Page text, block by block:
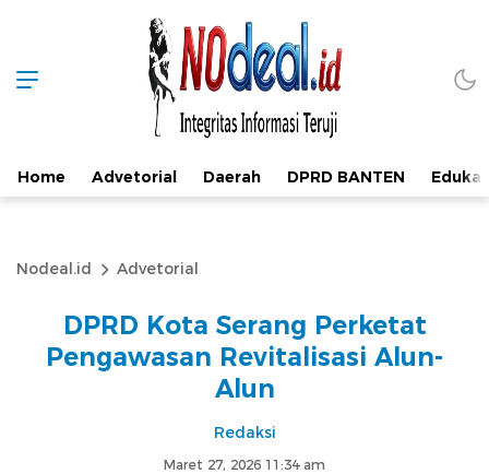
Home Advetorial Daerah DPRD BANTEN
Nodeal.id Advetorial
DPRD Kota Serang Perketat
Pengawasan Revitalisasi Alun-
Alun
Redaksi
Maret 27, 2026 11:34 am